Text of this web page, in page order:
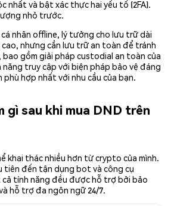
nhất và bật xác thực hai yếu tố (2FA).
nhỏ trước.
nhân offline, lý tưởng cho lưu trữ dài
nhưng cần lưu trữ an toàn để tránh
gồm giải pháp custodial an toàn của
năng truy cập với biện pháp bảo vệ đáng
phù hợp nhất với nhu cầu của bạn.
gì sau khi mua DND trên
khai thác nhiều hơn từ crypto của mình.
tiên đến tận dụng bot và công cụ
tính năng đều được hỗ trợ bởi bảo
hỗ trợ đa ngôn ngữ 24/7.